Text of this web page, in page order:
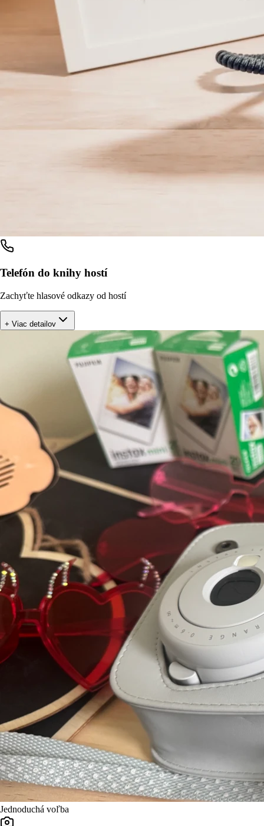
Telefón do knihy hostí
Zachyťte hlasové odkazy od hostí
+ Viac detailov
Jednoduchá voľba